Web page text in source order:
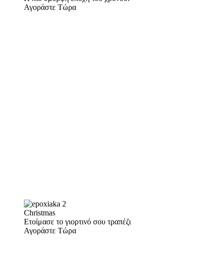
Αγοράστε Τώρα
Christmas
Ετοίμασε το γιορτινό σου τραπέζι
Αγοράστε Τώρα